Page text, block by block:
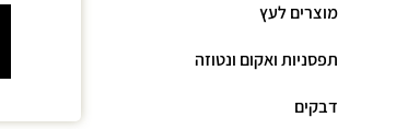
מוצרים לעץ
תפסניות ואקום ונטוזה
דבקים